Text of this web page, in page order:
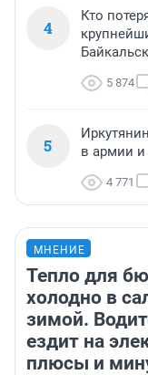
4
Кто
5 874
5
в армии и
4 771
МНЕНИЕ
Тепло для
холодно в
зимой.
ездит на
плюсы и